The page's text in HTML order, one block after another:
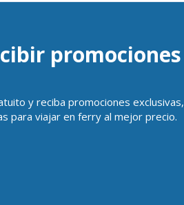
promociones
y reciba promociones exclusivas,
para viajar en ferry al mejor precio.